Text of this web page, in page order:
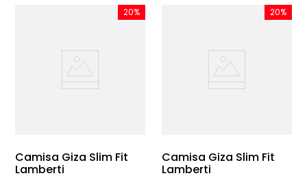
20%
Camisa Giza Slim Fit
Lamberti
20%
Camisa Giza Slim Fit
Lamberti